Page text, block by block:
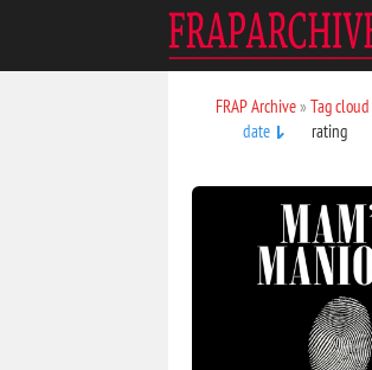
FRAP Archive» Tag cloud
date
rating